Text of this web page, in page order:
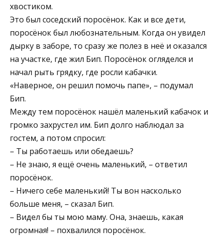
хвостиком.
Это был соседский поросёнок. Как и все дети,
поросёнок был любознательным. Когда он увидел
дырку в заборе, то сразу же полез в неё и оказался
на участке, где жил Бип. Поросёнок огляделся и
начал рыть грядку, где росли кабачки.
«Наверное, он решил помочь папе», – подумал
Бип.
Между тем поросёнок нашёл маленький кабачок и
громко захрустел им. Бип долго наблюдал за
гостем, а потом спросил:
– Ты работаешь или обедаешь?
– Не знаю, я ещё очень маленький, – ответил
поросёнок.
– Ничего себе маленький! Ты вон насколько
больше меня, – сказал Бип.
– Видел бы ты мою маму. Она, знаешь, какая
огромная! – похвалился поросёнок.